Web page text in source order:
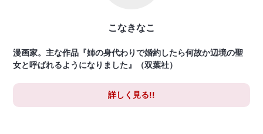
こなきなこ
漫画家。主な作品『姉の身代わりで婚約したら何故か辺境の聖
女と呼ばれるようになりました』（双葉社）
詳しく見る!!